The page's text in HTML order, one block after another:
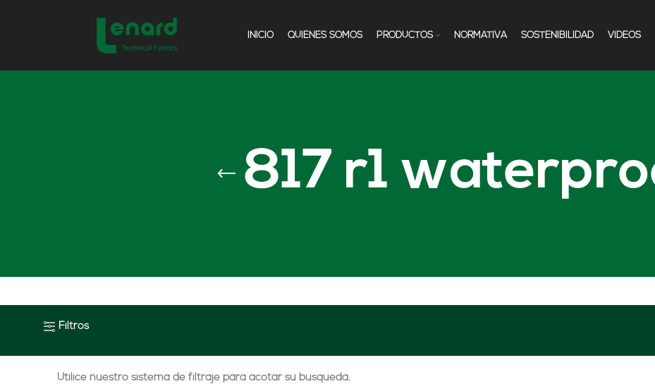
INICIO QUIÉNES SOMOS PRODUCTOS NORMATIVA SOSTENIBILIDAD VÍDEOS
817 r1
Filtros
Utilice nuestro sistema de filtraje para acotar su búsqueda.